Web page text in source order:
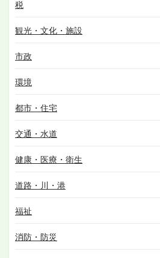
税
観光・文化・施設
市政
環境
都市・住宅
交通・水道
健康・医療・衛生
道路・川・港
福祉
消防・防災